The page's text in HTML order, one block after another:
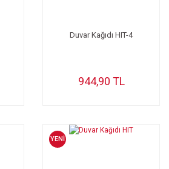
Duvar Kağıdı HIT-4
944,90 TL
YENİ